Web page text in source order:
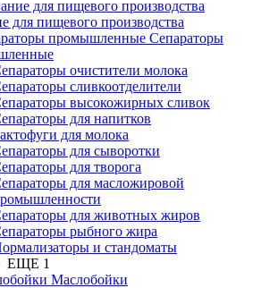
для пищевого производства
Сепараторы
очистители молока
сливкоотделители
высокожирных сливок
для напитков
для молока
для сыворотки
для творога
для масложировой
для животных жиров
рыбного жира
и стандоматы
ЕЩЕ 1
Маслобойки